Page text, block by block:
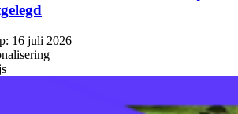
16 juli 2026